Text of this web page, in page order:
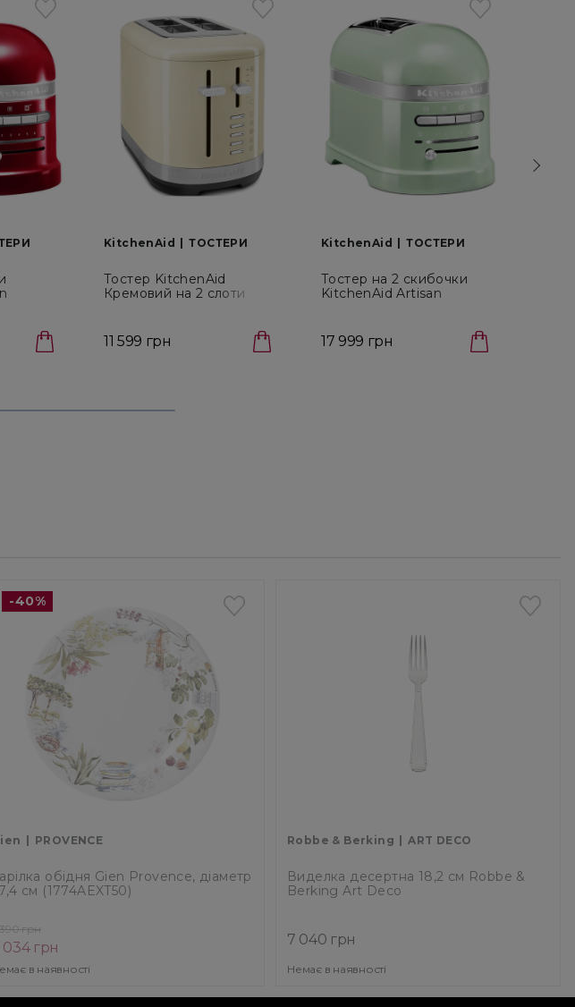
KitchenAid ТОСТЕРИ
Тостер KitchenAid
Кремовий на 2 слоти
11 599 грн
KitchenAid ТОСТЕРИ
Тостер на 2 скибочки
KitchenAid Artisan
17 999 грн
-40%
PROVENCE
обідня Gien Provence, діаметр
см (1774AEXT50)
грн
034 грн
в наявності
Robbe & Berking ART DECO
Виделка десертна 18,2 см Robbe &
Berking Art Deco
7 040 грн
Немає в наявності